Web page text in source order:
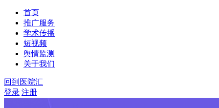
首页
推广服务
学术传播
短视频
舆情监测
关于我们
回到医院汇
登录 注册